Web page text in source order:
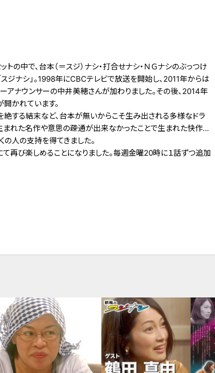
の中で、台本（＝スジ）ナシ・打合せナシ・ＮＧナシのぶっつけ
ジナシ」。1998年にCBCテレビで放送を開始し、2011年からは
アナウンサーの中井美穂さんが加わりました。その後、2014年
かれています。
絶する結末など、台本が無いからこそ生み出される多様なドラ
まれた名作や意思の疎通が出来なかったことで生まれた快作…
人の支持を得てきました。
再び楽しめることになりました。毎週金曜20時に１話ずつ追加